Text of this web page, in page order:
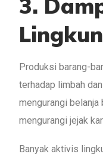
3.
Produksi barang-
terhadap limbah
mengurangi belanja
mengurangi jejak
Banyak aktivis